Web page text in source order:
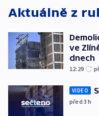
Aktuálně z
ve
dnech
12:29
VIDEO
před 3h